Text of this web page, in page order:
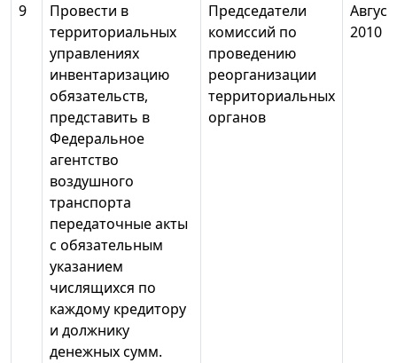
9
Провести в
территориальных
управлениях
инвентаризацию
обязательств,
представить в
Федеральное
агентство
воздушного
транспорта
передаточные акты
с обязательным
указанием
числящихся по
каждому кредитору
и должнику
денежных сумм.
Председатели
комиссий по
проведению
реорганизации
территориальных
органов
2010